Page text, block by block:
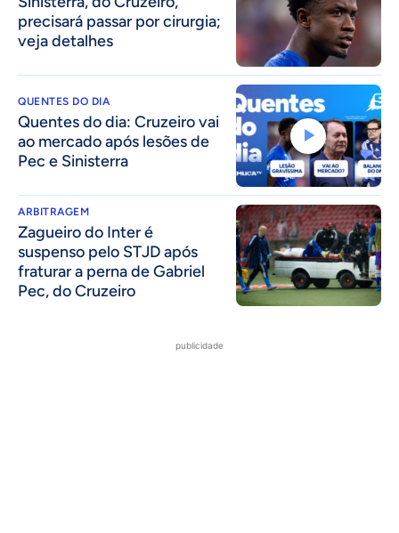
precisará passar por cirurgia;
veja detalhes
QUENTES DO DIA
Quentes do dia: Cruzeiro vai
ao mercado após lesões de
Pec e Sinisterra
ARBITRAGEM
Zagueiro do Inter é
suspenso pelo STJD após
fraturar a perna de Gabriel
Pec, do Cruzeiro
publicidade